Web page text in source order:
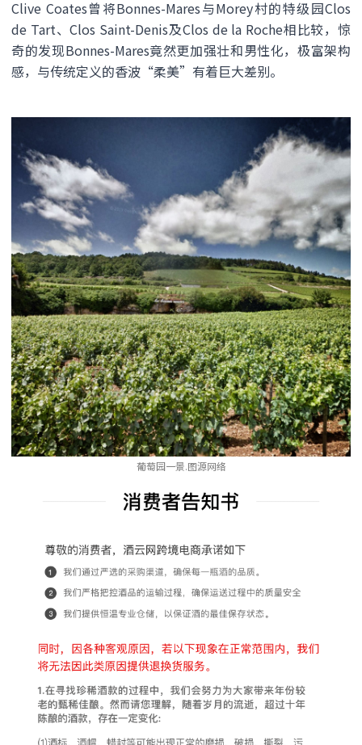
Clive Coates曾将Bonnes-Mares与Morey村的特级园Clos
de Tart、Clos Saint-Denis及Clos de la Roche相比较，惊
奇的发现Bonnes-Mares竟然更加强壮和男性化，极富架构
感，与传统定义的香波“柔美”有着巨大差别。
葡萄园一景.图源网络